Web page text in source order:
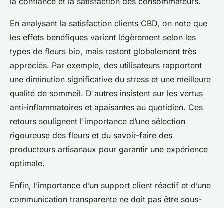
En analysant la satisfaction clients CBD, on note que
les effets bénéfiques varient légèrement selon les
types de fleurs bio, mais restent globalement très
appréciés. Par exemple, des utilisateurs rapportent
une diminution significative du stress et une meilleure
qualité de sommeil. D'autres insistent sur les vertus
anti-inflammatoires et apaisantes au quotidien. Ces
retours soulignent l'importance d’une sélection
rigoureuse des fleurs et du savoir-faire des
producteurs artisanaux pour garantir une expérience
optimale.
Enfin, l’importance d’un support client réactif et d’une
communication transparente ne doit pas être sous-